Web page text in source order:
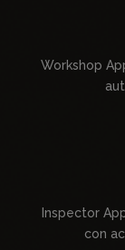
Workshop
Inspector
con